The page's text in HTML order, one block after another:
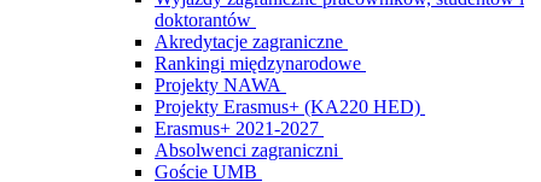
doktorantów
Akredytacje zagraniczne
Rankingi międzynarodowe
Projekty NAWA
Projekty Erasmus+ (KA220 HED)
Erasmus+ 2021-2027
Absolwenci zagraniczni
Goście UMB